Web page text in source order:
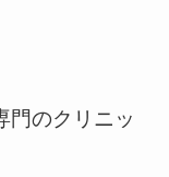
門のクリニッ